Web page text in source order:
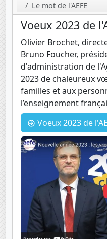
Le mot de l'AEFE
Voeux 2023 de
Olivier Brochet,
Bruno Foucher,
d'administration de
2023 de chaleureux
familles et aux
l’enseignement
Voeux 2023 de